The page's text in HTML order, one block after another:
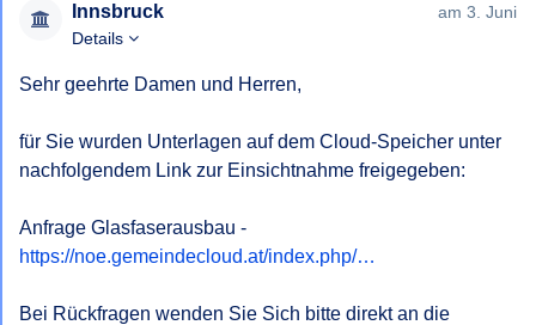
Innsbruck
am 3. Juni
Details
Sehr geehrte Damen und Herren,
für Sie wurden Unterlagen auf dem Cloud-Speicher unter
nachfolgendem Link zur Einsichtnahme freigegeben:
Anfrage Glasfaserausbau -
https://noe.gemeindecloud.at/index.php/…
Bei Rückfragen wenden Sie Sich bitte direkt an die